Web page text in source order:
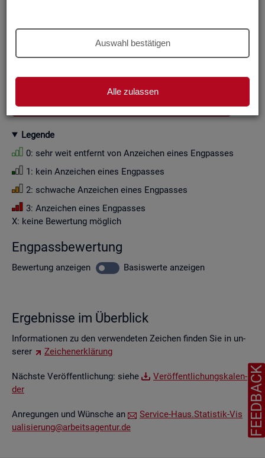
Auswahl bestätigen
Alle zulassen
Zah­len­wer­te i. d. R. auf Viel­fa­che von Zehn ge­run­det (siehe
die Fil­ter­mög­lich­kei­ten und die an­ge­zeig­ten Daten.
GESAMTDOWNLOAD ENGPASSANALYSE ALS CSV
Le­gen­de
0: sehr weit ent­fernt von An­zei­chen eines Eng­pas­ses
1: kein An­zei­chen eines Eng­pas­ses
2: schwa­che An­zei­chen eines Eng­pas­ses
3: An­zei­chen eines Eng­pas­ses
X: keine Be­wer­tung mög­lich
Eng­pass­be­wer­tung
Be­wer­tung an­zei­gen Ba­sis­wer­te an­zei­gen
Er­geb­nis­se im Über­blick
In­for­ma­tio­nen zu den ver­wen­de­ten Zei­chen fin­den Sie in un­
se­rer
Zei­chen­er­klä­rung
Nächs­te Ver­öf­fent­li­chung: siehe
Ver­öf­fent­li­chungs­ka­len­
der
An­re­gun­gen und Wün­sche an
Ser­vice-Haus.​Statistik-​Vis​
uali​sier​ung@​arb​eits​agen​tur.​de
FEEDBACK